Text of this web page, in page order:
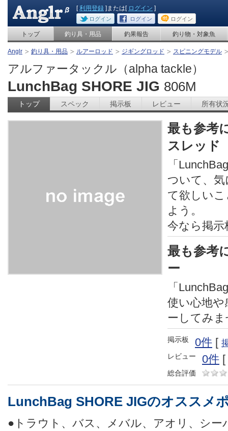
[利用登録 ]または[ ログイン ]
ログイン ログイン ログイン
トップ 釣り具・用品 釣果報告 釣り物・対象魚
Anglr 釣り具・用品 ルアーロッド ジギングロッド スピニングモデル
アルファータックル（alpha tackle）
LunchBag SHORE JIG 806M
トップ スペック 掲示板 レビュー 所有状
最も参考
スレッド
「
ついて、
て欲しい
よう。
今なら掲示
最も参考
ー
「
使い心地
ーしてみ
掲示板 0件 [
レビュー 0件 [
総合評価
LunchBag SHORE JIGのオススメ
●トラウト、バス、メバル、アオリ、シー